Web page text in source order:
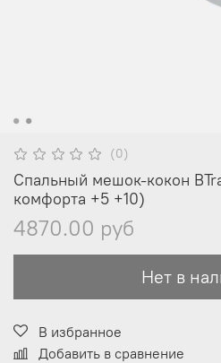
(0)
Спальный мешок-кокон
комфорта +5 +10)
4870.00 руб
Нет в
В избранное
Добавить в сравнение